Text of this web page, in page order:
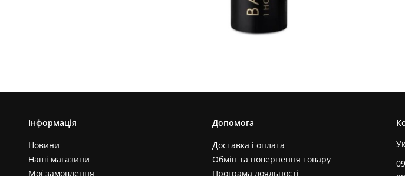
Інформація
Новини
Наші магазини
Мої замовлення
Допомога
Доставка і оплата
Обмін та повернення товару
Програма лояльності